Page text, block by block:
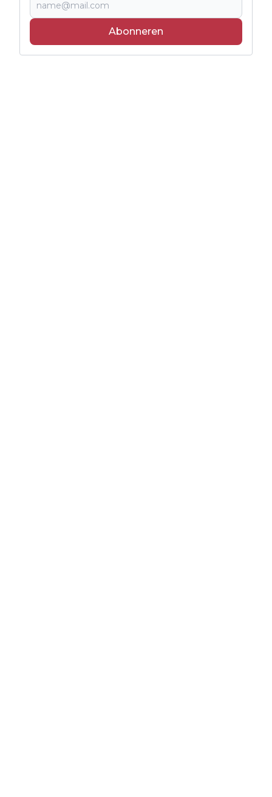
Abonneren